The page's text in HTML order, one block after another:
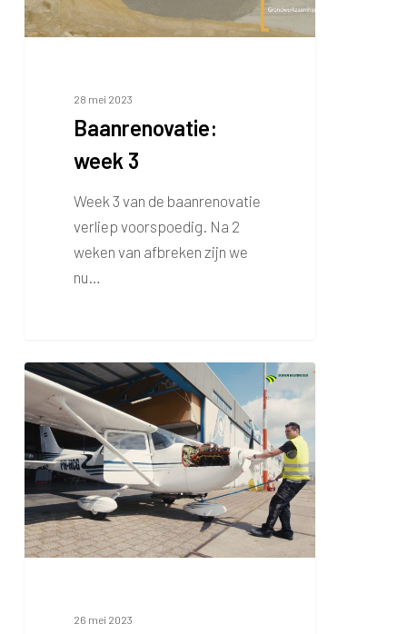
28 mei 2023
Baanrenovatie:
week 3
Week 3 van de baanrenovatie
verliep voorspoedig. Na 2
weken van afbreken zijn we
nu…
Baanrenovatie:
Het
werk
gaat
door
26 mei 2023